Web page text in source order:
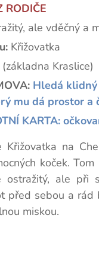
RODIČE
ale vděčný a
Křižovatka
(základna Kraslice)
Hledá
mu dá prostor a
KARTA:
na
koček.
ostražitý, ale při
před sebou a
miskou.